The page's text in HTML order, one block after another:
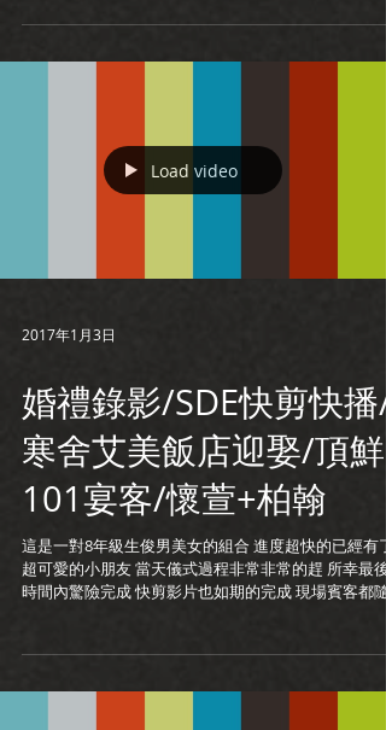
Load video
2017年1月3日
婚禮錄影/SDE快剪快播/
寒舍艾美飯店迎娶/頂鮮
101宴客/懷萱+柏翰
這是一對8年級生俊男美女的組合 進度超快的已經有了
超可愛的小朋友 當天儀式過程非常非常的趕 所幸最後在
時間內驚險完成 快剪影片也如期的完成 現場賓客都隨著